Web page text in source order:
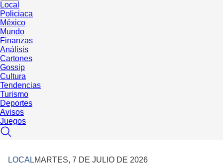
Local
Policiaca
México
Mundo
Finanzas
Análisis
Cartones
Gossip
Cultura
Tendencias
Turismo
Deportes
Avisos
Juegos
LOCALMARTES, 7 DE JULIO DE 2026